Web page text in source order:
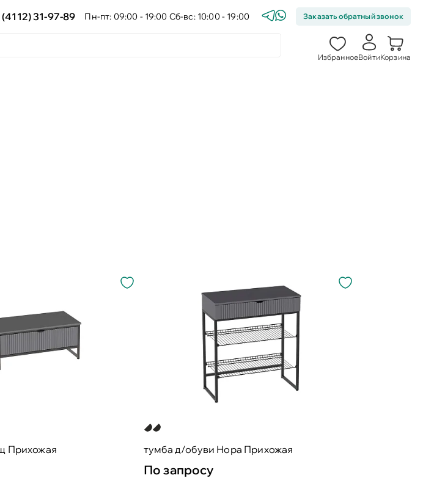
(4112) 31-97-89 Пн-пт: 09:00 - 19:00 Сб-вс: 10:00 - 19:00 Заказать обратный звонок
ИзбранноеВойтиКорзина
Прихожая тумба д/обуви Нора Прихожая
По запросу